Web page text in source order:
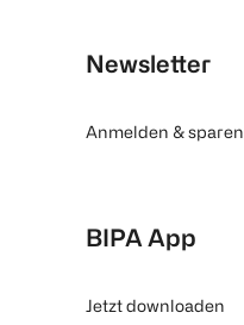
Newsletter
Anmelden & sparen
BIPA App
Jetzt downloaden